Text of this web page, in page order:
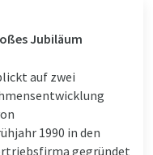
Jubiläum
auf zwei
1990 in den
gegründet